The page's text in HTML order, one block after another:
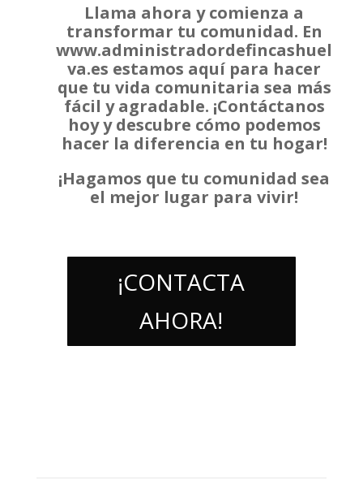
Llama ahora y comienza a
transformar tu comunidad. En
www.administradordefincashuel
va.es estamos aquí para hacer
que tu vida comunitaria sea más
fácil y agradable. ¡Contáctanos
hoy y descubre cómo podemos
hacer la diferencia en tu hogar!
¡Hagamos que tu comunidad sea
el mejor lugar para vivir!
¡CONTACTA
AHORA!